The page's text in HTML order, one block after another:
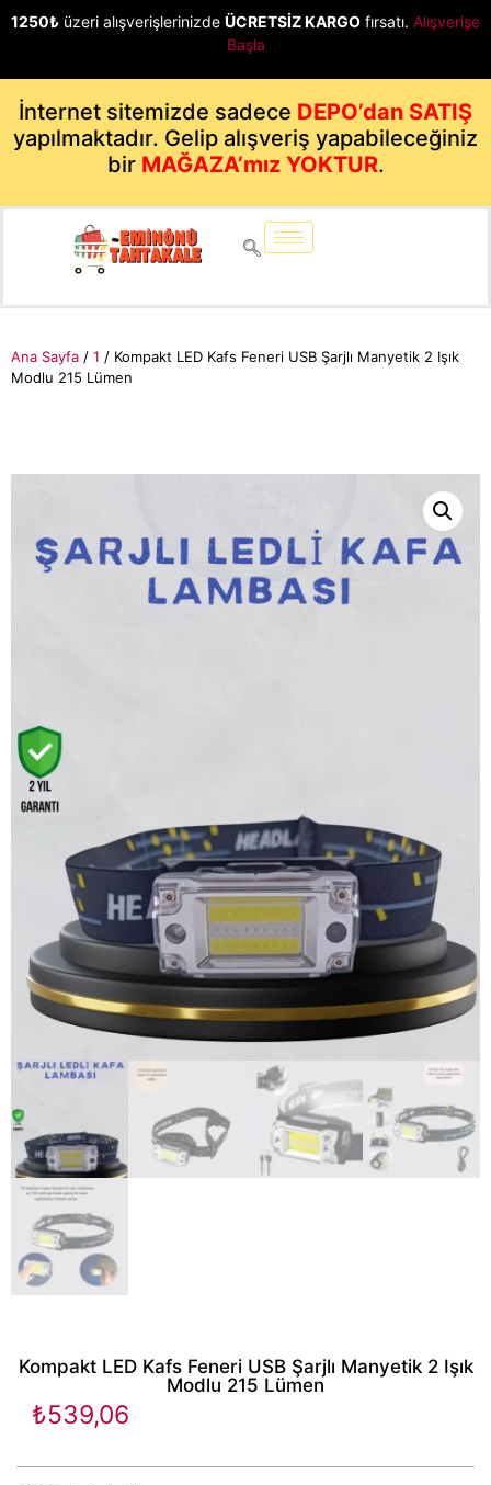
1250₺ üzeri alışverişlerinizde ÜCRETSİZ KARGO fırsatı. Alışverişe
Başla
İnternet sitemizde sadece DEPO’dan SATIŞ
yapılmaktadır. Gelip alışveriş yapabileceğiniz
bir MAĞAZA’mız YOKTUR.
Ana Sayfa / 1 / Kompakt LED Kafs Feneri USB Şarjlı Manyetik 2 Işık
Modlu 215 Lümen
Kompakt LED Kafs Feneri USB Şarjlı Manyetik 2 Işık
Modlu 215 Lümen
₺539,06